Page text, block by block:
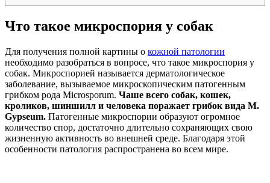
Что такое микроспория у собак
Для получения полной картины о кожной патологии
необходимо разобраться в вопросе, что такое микроспория у
собак. Микроспорией называется дерматологическое
заболевание, вызываемое микроскопическим патогенным
грибком рода Microsporum. Чаше всего собак, кошек,
кроликов, шиншилл и человека поражает грибок вида M.
Gypseum. Патогенные микроспории образуют огромное
количество спор, достаточно длительно сохраняющих свою
жизненную активность во внешней среде. Благодаря этой
особенности патология распространена во всем мире.